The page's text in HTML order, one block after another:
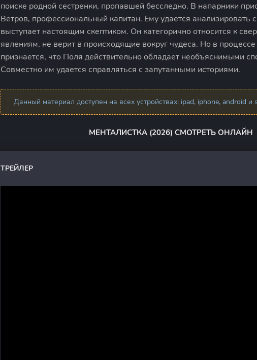
поиске родной сестренки, пропавшей бесследно. В напарники
Ветров, профессиональный капитан. Ему удается
выступает настоящим скептиком. Он категорично относится к
явлениям, не верит в происходящие вокруг чудеса. Но в процессе
признается, что Поля действительно обладает необъяснимыми
Совместно им удается справляться с запутанными историями.
Данный материал доступен на всех устройствах: ipad, iphone, android и
МЕНТАЛИСТКА (2026) СМОТРЕТЬ ОНЛАЙН
ТРЕЙЛЕР